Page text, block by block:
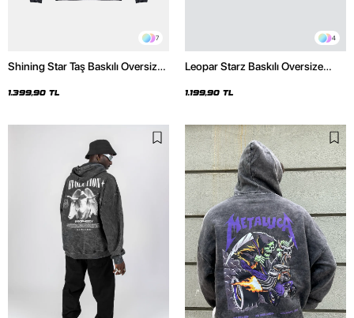
7
Shining Star Taş Baskılı Oversize
Hoodie
1.399,90 TL
4
Leopar Starz Baskılı Oversize
1.199,90 TL